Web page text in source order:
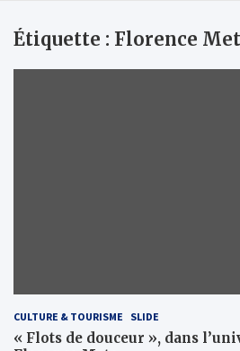
Étiquette : Florence
CULTURE & TOURISME SLIDE
« Flots de douceur », dans